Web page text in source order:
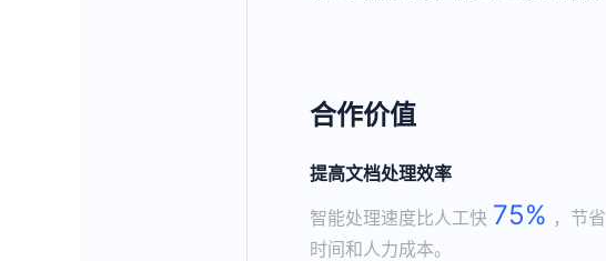
合作价值
提高文档处理效率
智能处理速度比人工快 75% ，节省
时间和人力成本。